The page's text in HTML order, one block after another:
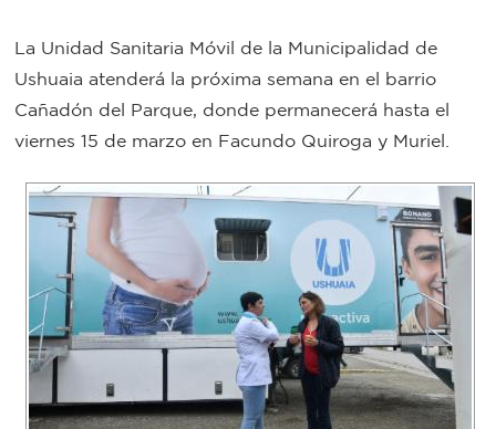
Rentas
Municipal
Mi
bondi
Boleto
estudiantil
Recorrido
Personal
municipal
La Unidad Sanitaria Móvil de la Municipalidad de
Ushuaia atenderá la próxima semana en el barrio
Cañadón del Parque, donde permanecerá hasta el
viernes 15 de marzo en Facundo Quiroga y Muriel.